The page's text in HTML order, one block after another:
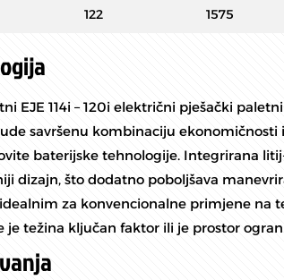
122 1575
EJE 114i – 120i električni pješački
savršenu kombinaciju ekonomičnosti
baterijske tehnologije. Integrirana
dizajn, što dodatno poboljšava
za konvencionalne primjene na
je težina ključan faktor ili je prostor